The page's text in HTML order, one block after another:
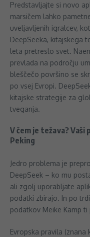
Predstavljajte si novo
marsičem lahko
uveljavljenih igralcev,
DeepSeeka, kitajskega
leta pretreslo svet.
prevlada na področju
bleščečo površino se
po vsej Evropi.
kitajske strategije za
tveganja.
V čem je težava?
Peking
Jedro problema je
DeepSeek – ko mu
ali zgolj uporabljate
podatki zbirajo. In po
podatkov Meike Kamp
Evropska pravila (znana